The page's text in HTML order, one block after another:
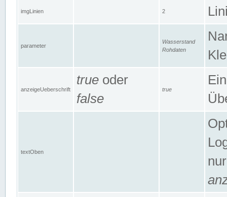
imgLinien 2
parameter
Wasserstand
Rohdaten
anzeigeUeberschrift
true oder
false
true
textOben